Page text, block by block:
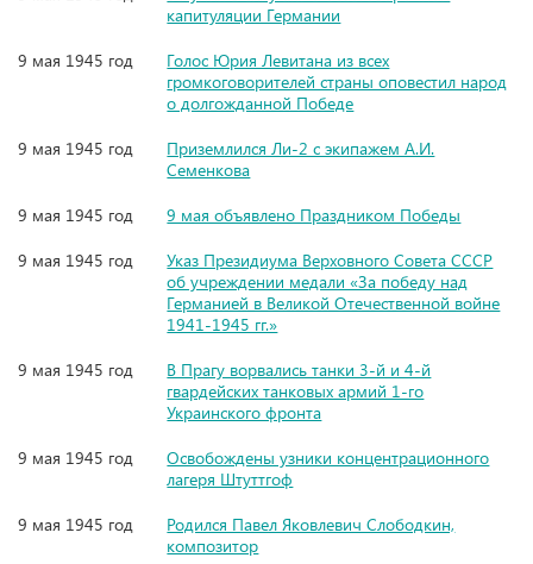
капитуляции Германии
9 мая 1945 год
Голос Юрия Левитана из всех
громкоговорителей страны оповестил народ
о долгожданной Победе
9 мая 1945 год
Приземлился Ли-2 с экипажем А.И.
Семенкова
9 мая 1945 год
9 мая объявлено Праздником Победы
9 мая 1945 год
Указ Президиума Верховного Совета СССР
об учреждении медали «За победу над
Германией в Великой Отечественной войне
1941-1945 гг.»
9 мая 1945 год
В Прагу ворвались танки 3-й и 4-й
гвардейских танковых армий 1-го
Украинского фронта
9 мая 1945 год
Освобождены узники концентрационного
лагеря Штуттгоф
9 мая 1945 год
Родился Павел Яковлевич Слободкин,
композитор